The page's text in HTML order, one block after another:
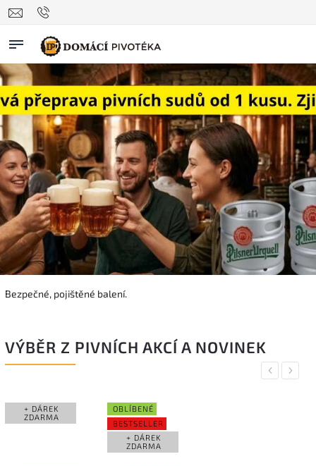
Bezpečné, pojištěné balení.
VÝBĚR Z PIVNÍCH AKCÍ A NOVINEK
Previous
+ DÁREK
ZDARMA
OBLÍBENÉ
BESTSELLER
+ DÁREK
ZDARMA
Next